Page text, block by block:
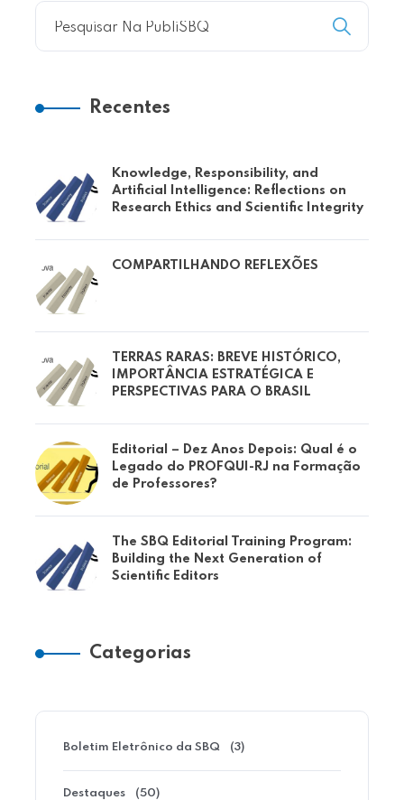
Recentes
Knowledge, Responsibility, and
Artificial Intelligence: Reflections on
Research Ethics and Scientific Integrity
COMPARTILHANDO REFLEXÕES
TERRAS RARAS: BREVE HISTÓRICO,
IMPORTÂNCIA ESTRATÉGICA E
PERSPECTIVAS PARA O BRASIL
Editorial – Dez Anos Depois: Qual é o
Legado do PROFQUI-RJ na Formação
de Professores?
The SBQ Editorial Training Program:
Building the Next Generation of
Scientific Editors
Categorias
Boletim Eletrônico da SBQ (3)
Destaques (50)